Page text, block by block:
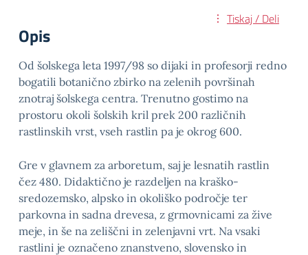
Tiskaj / Deli
Opis
Od šolskega leta 1997/98 so dijaki in profesorji redno
bogatili botanično zbirko na zelenih površinah
znotraj šolskega centra. Trenutno gostimo na
prostoru okoli šolskih kril prek 200 različnih
rastlinskih vrst, vseh rastlin pa je okrog 600.
Gre v glavnem za arboretum, saj je lesnatih rastlin
čez 480. Didaktično je razdeljen na kraško-
sredozemsko, alpsko in okoliško področje ter
parkovna in sadna drevesa, z grmovnicami za žive
meje, in še na zeliščni in zelenjavni vrt. Na vsaki
rastlini je označeno znanstveno, slovensko in